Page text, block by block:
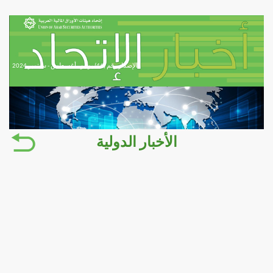
الإصدار رقم (46) يوليو - أغسطس - سبتمبر 2024
الأخبار الدولية